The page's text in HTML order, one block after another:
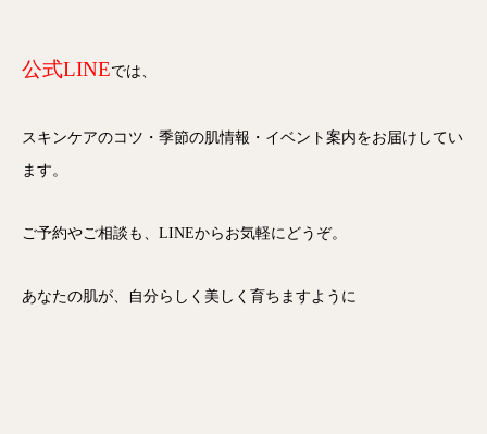
公式LINEでは、
スキンケアのコツ・季節の肌情報・イベント案内をお届けしてい
ます。
ご予約やご相談も、LINEからお気軽にどうぞ。
あなたの肌が、自分らしく美しく育ちますように